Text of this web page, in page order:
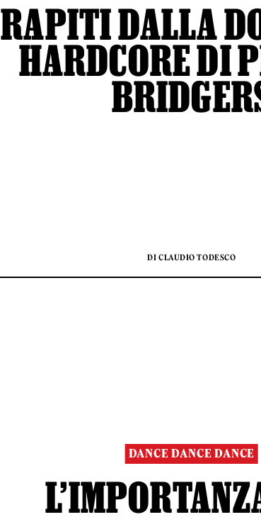
RAPITI DALLA
HARDCORE DI
DI CLAUDIO TODESCO
DANCE DANCE DANCE